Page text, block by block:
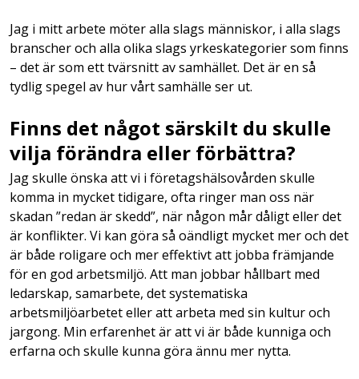
Jag i mitt arbete möter alla slags människor, i alla slags
branscher och alla olika slags yrkeskategorier som finns
– det är som ett tvärsnitt av samhället. Det är en så
tydlig spegel av hur vårt samhälle ser ut.
Finns det något särskilt du skulle
vilja förändra eller förbättra?
Jag skulle önska att vi i företagshälsovården skulle
komma in mycket tidigare, ofta ringer man oss när
skadan ”redan är skedd”, när någon mår dåligt eller det
är konflikter. Vi kan göra så oändligt mycket mer och det
är både roligare och mer effektivt att jobba främjande
för en god arbetsmiljö. Att man jobbar hållbart med
ledarskap, samarbete, det systematiska
arbetsmiljöarbetet eller att arbeta med sin kultur och
jargong. Min erfarenhet är att vi är både kunniga och
erfarna och skulle kunna göra ännu mer nytta.